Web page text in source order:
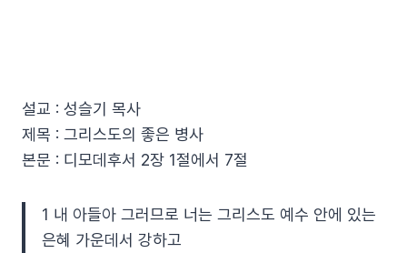
설교 : 성슬기 목사
제목 : 그리스도의 좋은 병사
본문 : 디모데후서 2장 1절에서 7절
1 내 아들아 그러므로 너는 그리스도 예수 안에 있는
은혜 가운데서 강하고